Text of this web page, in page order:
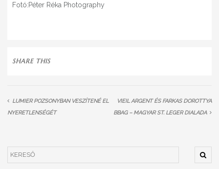
Fotó:Péter Réka Photography
SHARE THIS
LUMIER POZSONYBAN VESZÍTENÉ EL
NYERETLENSÉGÉT
VIEIL ARGENT ÉS FARKAS DOROTTYA
BBAG – MAGYAR ST. LEGER DIALADA